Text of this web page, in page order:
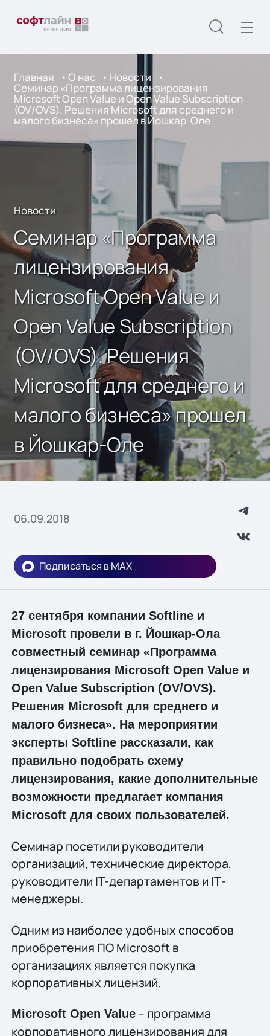
Главная О нас Новости
Семинар «Программа лицензирования
Microsoft Open Value и Open Value Subscription
(OV/OVS). Решения Microsoft для среднего и
малого бизнеса» прошел в Йошкар-Оле
Новости
Семинар «Программа
лицензирования
Microsoft Open Value и
Open Value Subscription
(OV/OVS). Решения
Microsoft для среднего и
малого бизнеса» прошел
в Йошкар-Оле
06.09.2018
Подписаться в MAX
27 сентября компании Softline и
Microsoft провели в г. Йошкар-Ола
совместный семинар «Программа
лицензирования Microsoft Open Value и
Open Value Subscription (OV/OVS).
Решения Microsoft для среднего и
малого бизнеса». На мероприятии
эксперты Softline рассказали, как
правильно подобрать схему
лицензирования, какие дополнительные
возможности предлагает компания
Microsoft для своих пользователей.
Семинар посетили руководители
организаций, технические директора,
руководители IT-департаментов и IТ-
менеджеры.
Одним из наиболее удобных способов
приобретения ПО Microsoft в
организациях является покупка
корпоративных лицензий.
Microsoft Open Value– программа
корпоративного лицензирования для